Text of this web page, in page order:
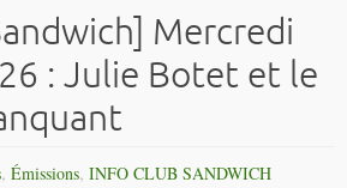
Mercredi
: Julie Botet et le
, Émissions, INFO CLUB SANDWICH